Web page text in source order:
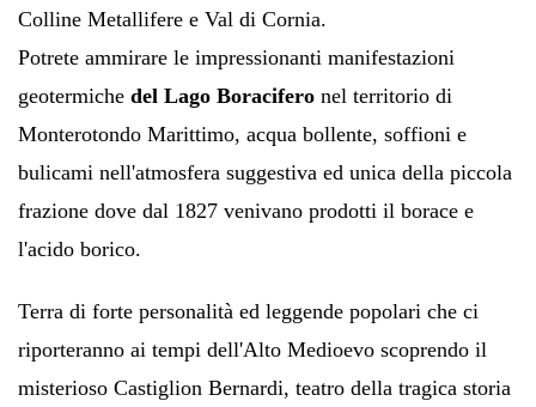
Colline Metallifere e Val di Cornia.
Potrete ammirare le impressionanti manifestazioni
geotermiche del Lago Boracifero nel territorio di
Monterotondo Marittimo, acqua bollente, soffioni e
bulicami nell'atmosfera suggestiva ed unica della piccola
frazione dove dal 1827 venivano prodotti il borace e
l'acido borico.
Terra di forte personalità ed leggende popolari che ci
riporteranno ai tempi dell'Alto Medioevo scoprendo il
misterioso Castiglion Bernardi, teatro della tragica storia